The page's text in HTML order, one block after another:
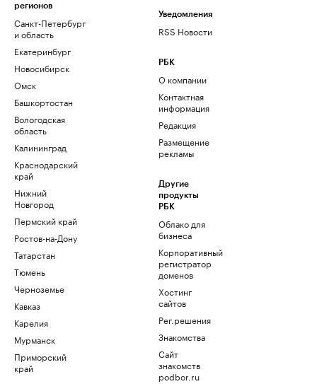
регионов
Санкт-Петербург
и область
Екатеринбург
Новосибирск
Омск
Башкортостан
Вологодская
область
Калининград
Краснодарский
край
Нижний
Новгород
Пермский край
Ростов-на-Дону
Татарстан
Тюмень
Черноземье
Кавказ
Карелия
Мурманск
Приморский
край
Уведомления
RSS Новости
РБК
О компании
Контактная
информация
Редакция
Размещение
рекламы
Другие
продукты
РБК
Облако для
бизнеса
Корпоративный
регистратор
доменов
Хостинг
сайтов
Рег.решения
Знакомства
Сайт
знакомств
podbor.ru